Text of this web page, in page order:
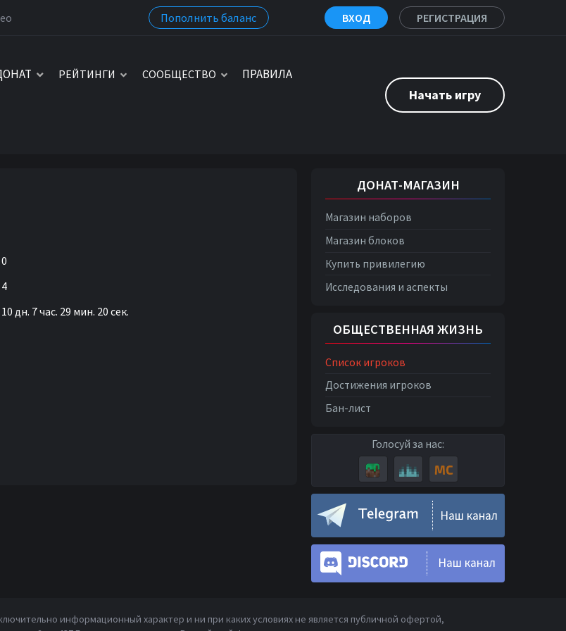
Пополнить баланс ВХОД РЕГИСТРАЦИЯ
РЕЙТИНГИ СООБЩЕСТВО ПРАВИЛА
Начать игру
0
4
10 дн. 7 час. 29 мин. 20 сек.
ДОНАТ-МАГАЗИН
Магазин наборов
Магазин блоков
Купить привилегию
Исследования и аспекты
ОБЩЕСТВЕННАЯ ЖИЗНЬ
Список игроков
Достижения игроков
Бан-лист
Голосуй за нас:
Наш канал
Наш канал
информационный характер и ни при каких условиях не является публичной офертой,